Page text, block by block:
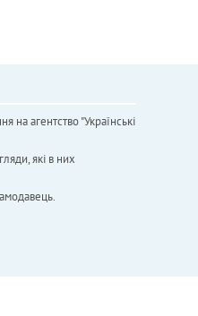
на агентство "Українськi
які в них